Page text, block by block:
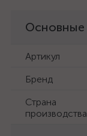
Основные
Артикул
Бренд
Страна
производства